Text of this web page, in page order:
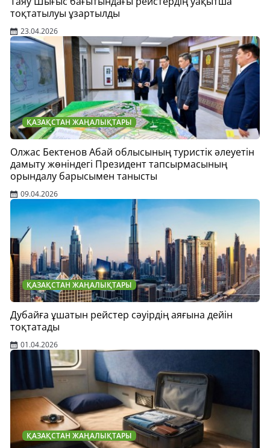
тоқтатылуы ұзартылды
23.04.2026
ҚАЗАҚСТАН ЖАҢАЛЫҚТАРЫ
Олжас Бектенов Абай облысының туристік әлеуетін
дамыту жөніндегі Президент тапсырмасының
орындалу барысымен танысты
09.04.2026
ҚАЗАҚСТАН ЖАҢАЛЫҚТАРЫ
Дубайға ұшатын рейстер сәуірдің аяғына дейін
тоқтатады
01.04.2026
ҚАЗАҚСТАН ЖАҢАЛЫҚТАРЫ